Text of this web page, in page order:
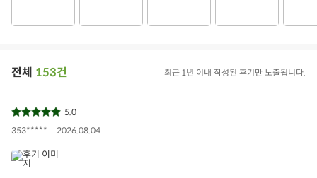
전체 153건 최근 1년 이내 작성된 후기만 노출됩니다.
5.0
353*****
2026.08.04